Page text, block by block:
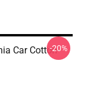
Car Cotton-20%